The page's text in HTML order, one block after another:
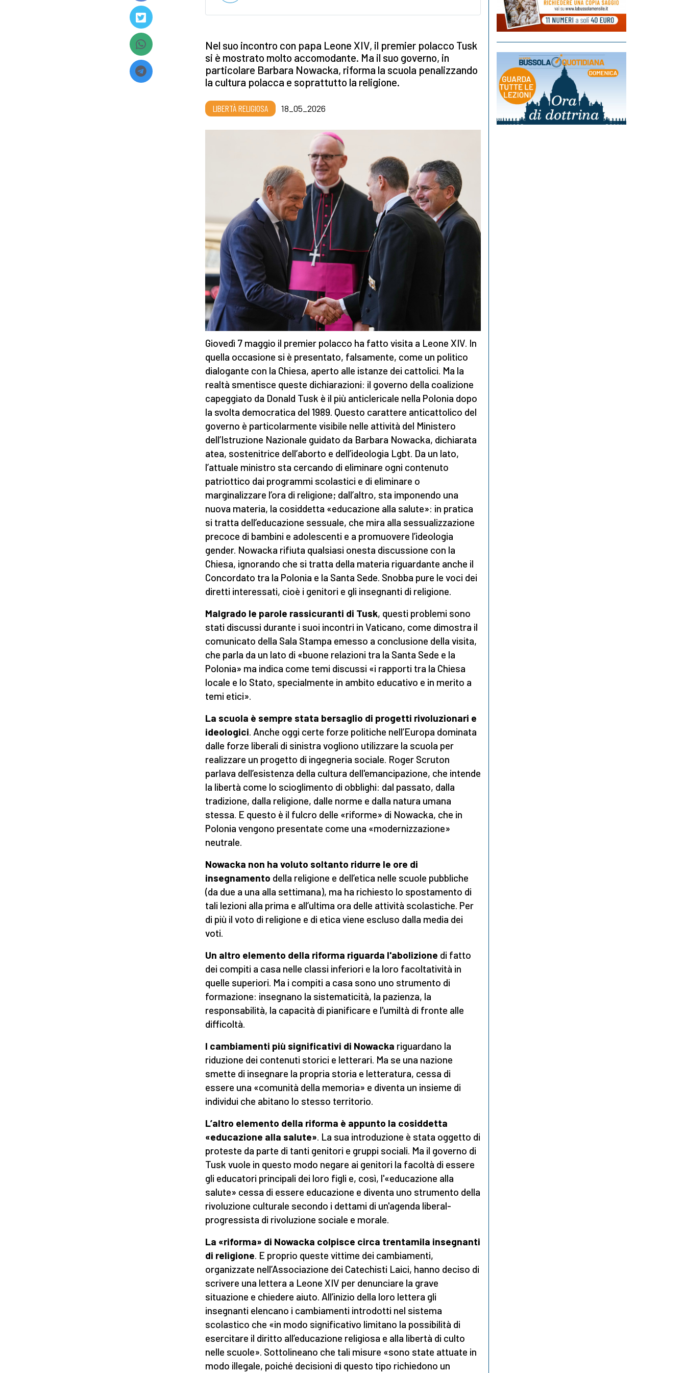
Nel suo incontro con papa Leone XIV, il premier polacco Tusk
si è mostrato molto accomodante. Ma il suo governo, in
particolare Barbara Nowacka, riforma la scuola penalizzando
la cultura polacca e soprattutto la religione.
LIBERTÀ RELIGIOSA 18_05_2026
Giovedì 7 maggio il premier polacco ha fatto visita a Leone XIV. In
quella occasione si è presentato, falsamente, come un politico
dialogante con la Chiesa, aperto alle istanze dei cattolici. Ma la
realtà smentisce queste dichiarazioni: il governo della coalizione
capeggiato da Donald Tusk è il più anticlericale nella Polonia dopo
la svolta democratica del 1989. Questo carattere anticattolico del
governo è particolarmente visibile nelle attività del Ministero
dell’Istruzione Nazionale guidato da Barbara Nowacka, dichiarata
atea, sostenitrice dell’aborto e dell’ideologia Lgbt. Da un lato,
l’attuale ministro sta cercando di eliminare ogni contenuto
patriottico dai programmi scolastici e di eliminare o
marginalizzare l’ora di religione; dall’altro, sta imponendo una
nuova materia, la cosiddetta «educazione alla salute»: in pratica
si tratta dell’educazione sessuale, che mira alla sessualizzazione
precoce di bambini e adolescenti e a promuovere l’ideologia
gender. Nowacka rifiuta qualsiasi onesta discussione con la
Chiesa, ignorando che si tratta della materia riguardante anche il
Concordato tra la Polonia e la Santa Sede. Snobba pure le voci dei
diretti interessati, cioè i genitori e gli insegnanti di religione.
Malgrado le parole rassicuranti di Tusk, questi problemi sono
stati discussi durante i suoi incontri in Vaticano, come dimostra il
comunicato della Sala Stampa emesso a conclusione della visita,
che parla da un lato di «buone relazioni tra la Santa Sede e la
Polonia» ma indica come temi discussi «i rapporti tra la Chiesa
locale e lo Stato, specialmente in ambito educativo e in merito a
temi etici».
La scuola è sempre stata bersaglio di progetti rivoluzionari e
ideologici. Anche oggi certe forze politiche nell’Europa dominata
dalle forze liberali di sinistra vogliono utilizzare la scuola per
realizzare un progetto di ingegneria sociale. Roger Scruton
parlava dell’esistenza della cultura dell'emancipazione, che intende
la libertà come lo scioglimento di obblighi: dal passato, dalla
tradizione, dalla religione, dalle norme e dalla natura umana
stessa. E questo è il fulcro delle «riforme» di Nowacka, che in
Polonia vengono presentate come una «modernizzazione»
neutrale.
Nowacka non ha voluto soltanto ridurre le ore di
insegnamento della religione e dell’etica nelle scuole pubbliche
(da due a una alla settimana), ma ha richiesto lo spostamento di
tali lezioni alla prima e all’ultima ora delle attività scolastiche. Per
di più il voto di religione e di etica viene escluso dalla media dei
voti.
Un altro elemento della riforma riguarda l'abolizione di fatto
dei compiti a casa nelle classi inferiori e la loro facoltatività in
quelle superiori. Ma i compiti a casa sono uno strumento di
formazione: insegnano la sistematicità, la pazienza, la
responsabilità, la capacità di pianificare e l'umiltà di fronte alle
difficoltà.
I cambiamenti più significativi di Nowacka riguardano la
riduzione dei contenuti storici e letterari. Ma se una nazione
smette di insegnare la propria storia e letteratura, cessa di
essere una «comunità della memoria» e diventa un insieme di
individui che abitano lo stesso territorio.
L’altro elemento della riforma è appunto la cosiddetta
«educazione alla salute». La sua introduzione è stata oggetto di
proteste da parte di tanti genitori e gruppi sociali. Ma il governo di
Tusk vuole in questo modo negare ai genitori la facoltà di essere
gli educatori principali dei loro figli e, così, l'«educazione alla
salute» cessa di essere educazione e diventa uno strumento della
rivoluzione culturale secondo i dettami di un'agenda liberal-
progressista di rivoluzione sociale e morale.
La «riforma» di Nowacka colpisce circa trentamila insegnanti
di religione. E proprio queste vittime dei cambiamenti,
organizzate nell’Associazione dei Catechisti Laici, hanno deciso di
scrivere una lettera a Leone XIV per denunciare la grave
situazione e chiedere aiuto. All’inizio della loro lettera gli
insegnanti elencano i cambiamenti introdotti nel sistema
scolastico che «in modo significativo limitano la possibilità di
esercitare il diritto all’educazione religiosa e alla libertà di culto
nelle scuole». Sottolineano che tali misure «sono state attuate in
modo illegale, poiché decisioni di questo tipo richiedono un